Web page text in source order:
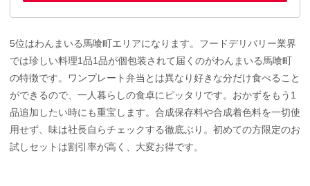
5位はわんまいる馬喰町エリアになります。フードデリバリー業界
では珍しい料理1品1品が個包装されて届くのがわんまいる馬喰町
の特徴です。ワンプレート弁当とは異なり好きな分だけ食べること
ができるので、一人暮らしの食卓にピッタリです。おかずをもう1
品追加したい時にも重宝します。合成保存料や合成着色料を一切使
用せず、味は社長自らチェックする徹底ぶり。初めての方限定のお
試しセットは割引率が高く、大変お得です。